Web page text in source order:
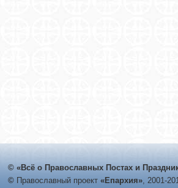
© «Всё о Православных Постах и
© Православный проект «Епархия», 2001-